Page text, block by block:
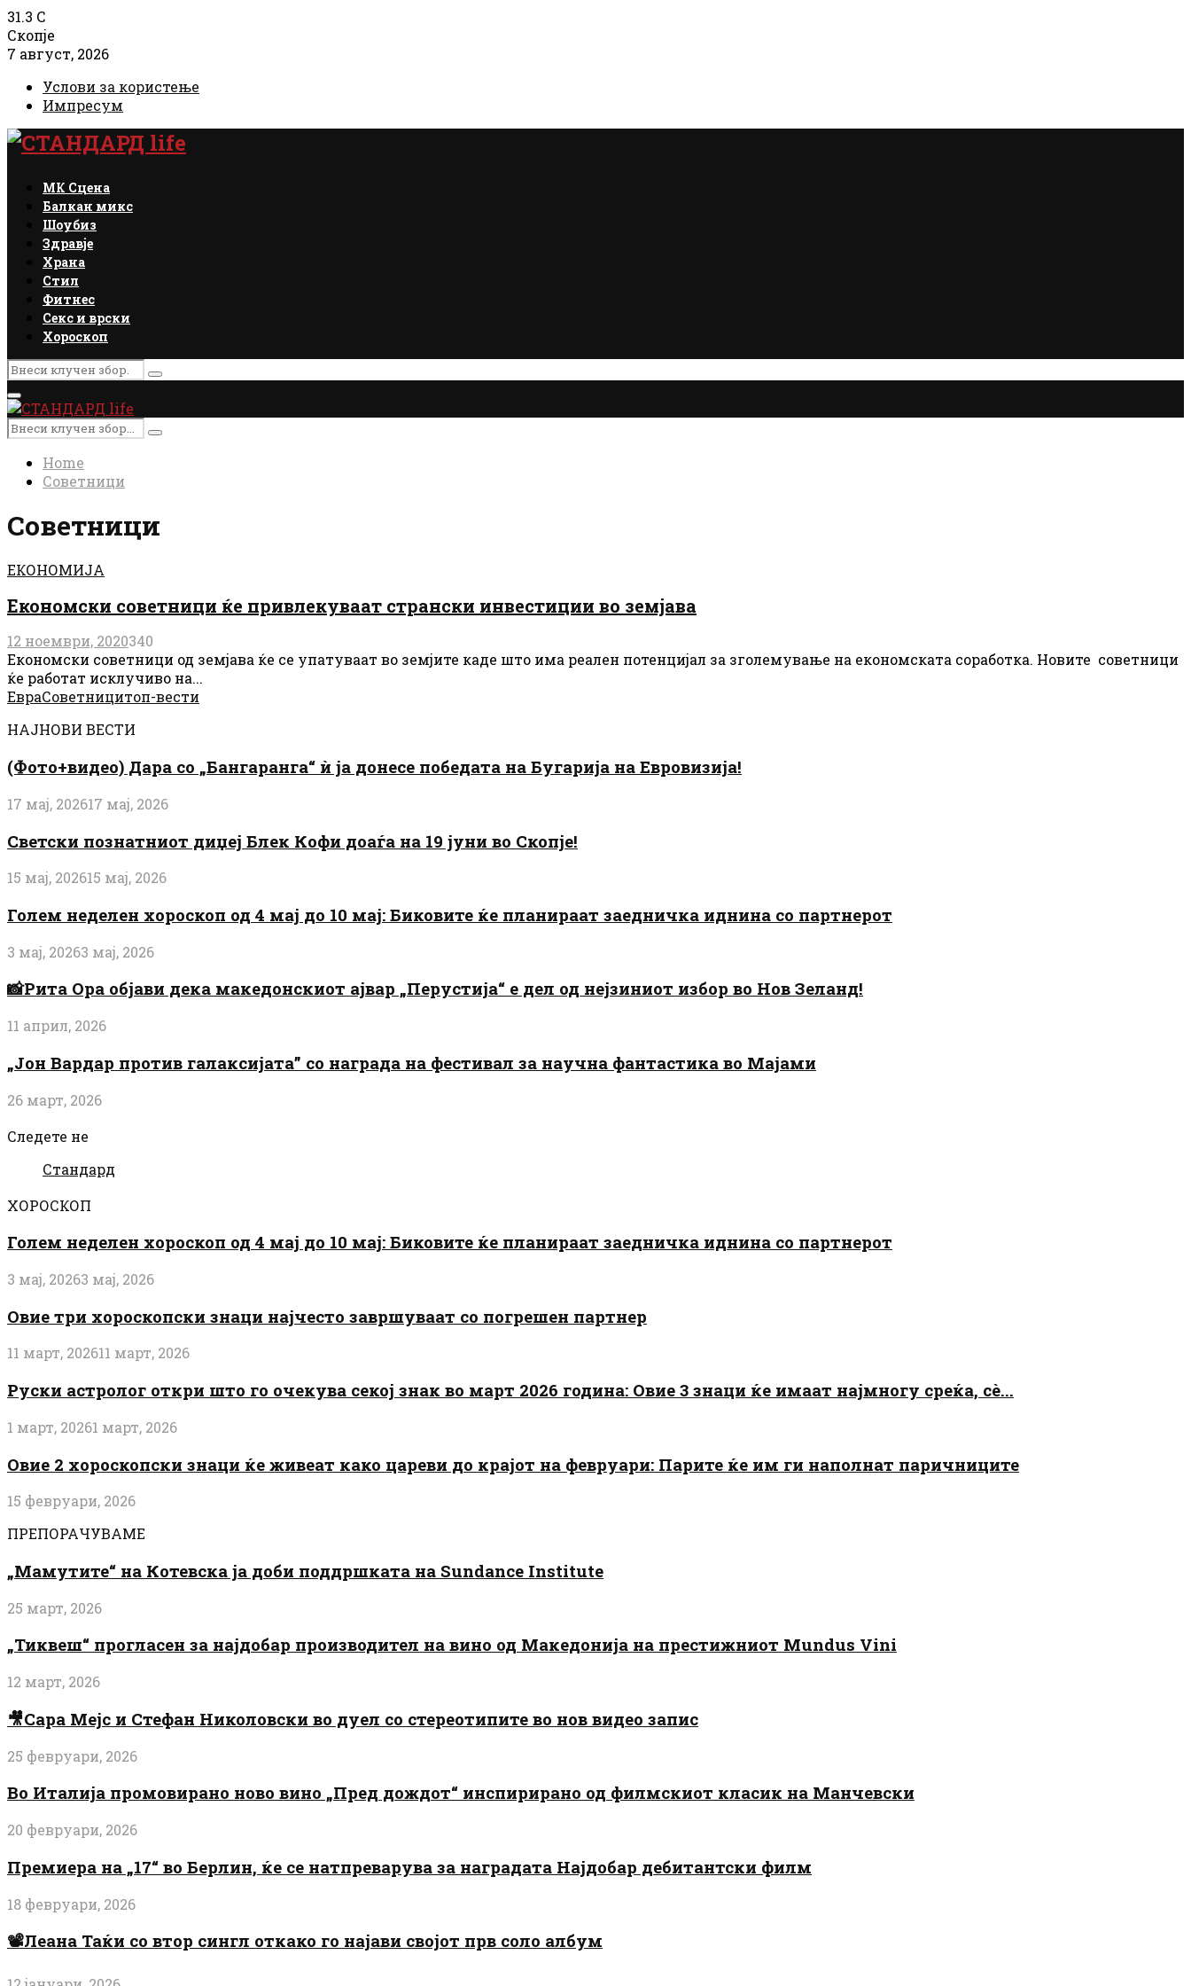
31.3 C
Скопје
7 август, 2026
Услови за користење
Импресум
Facebook
Instagram
Email
Rss
МК Сцена
Балкан микс
Шоубиз
Здравје
Храна
Стил
Фитнес
Секс и врски
Хороскоп
Search
for:
Search
Primary
Menu
Search
for:
Search
Home
Советници
Советници
ЕКОНОМИЈА
Економски советници ќе привлекуваат странски инвестиции во земјава
12 ноември, 2020340
Економски советници од земјава ќе се упатуваат во земјите каде што има реален потенцијал за зголемување на економската соработка. Новите советници
ќе работат исклучиво на...
ЕвраСоветницитоп-вести
НАЈНОВИ ВЕСТИ
(Фото+видео) Дара со „Бангаранга“ ѝ ја донесе победата на Бугарија на Евровизија!
17 мај, 202617 мај, 2026
Светски познатниот диџеј Блек Кофи доаѓа на 19 јуни во Скопје!
15 мај, 202615 мај, 2026
Голем неделен хороскоп од 4 мај до 10 мај: Биковите ќе планираат заедничка иднина со партнерот
3 мај, 20263 мај, 2026
📸Рита Ора објави дека македонскиот ајвар „Перустија“ е дел од нејзиниот избор во Нов Зеланд!
11 април, 2026
„Јон Вардар против галаксијата” со награда на фестивал за научна фантастика во Мајами
26 март, 2026
Следете не
Стандард
ХОРОСКОП
Голем неделен хороскоп од 4 мај до 10 мај: Биковите ќе планираат заедничка иднина со партнерот
3 мај, 20263 мај, 2026
Овие три хороскопски знаци најчесто завршуваат со погрешен партнер
11 март, 202611 март, 2026
Руски астролог откри што го очекува секој знак во март 2026 година: Овие 3 знаци ќе имаат најмногу среќа, сè...
1 март, 20261 март, 2026
Овие 2 хороскопски знаци ќе живеат како цареви до крајот на февруари: Парите ќе им ги наполнат паричниците
15 февруари, 2026
ПРЕПОРАЧУВАМЕ
„Мамутите“ на Котевска ја доби поддршката на Sundance Institute
25 март, 2026
„Тиквеш“ прогласен за најдобар производител на вино од Македонија на престижниот Mundus Vini
12 март, 2026
🎥Сара Мејс и Стефан Николовски во дуел со стереотипите во нов видео запис
25 февруари, 2026
Во Италија промовирано ново вино „Пред дождот“ инспирирано од филмскиот класик на Манчевски
20 февруари, 2026
Премиера на „17“ во Берлин, ќе се натпреварува за наградата Најдобар дебитантски филм
18 февруари, 2026
📽️Леана Таќи со втор сингл откако го најави својот прв соло албум